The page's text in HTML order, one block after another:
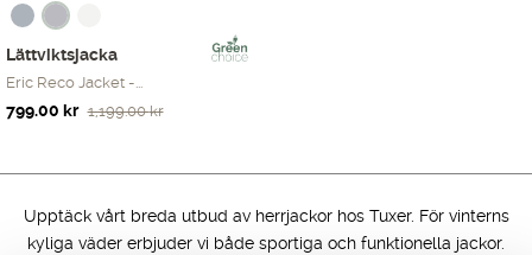
Lättviktsjacka
Eric Reco Jacket -...
1,199.00kr
Det
1,199.00 kr.
799.00 kr
Det
799.00 kr.
Upptäck vårt breda utbud av herrjackor hos Tuxer. För vinterns
kyliga väder erbjuder vi både sportiga och funktionella jackor.